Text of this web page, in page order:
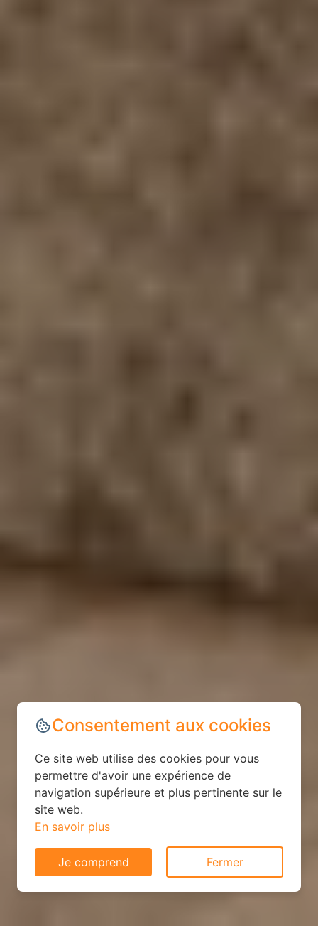
Consentement aux cookies
Ce site web utilise des cookies pour vous
permettre d'avoir une expérience de
navigation supérieure et plus pertinente sur le
site web.
En savoir plus
Je comprend Fermer